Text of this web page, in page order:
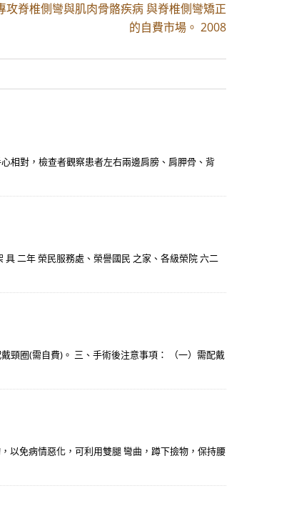
攻脊椎側彎與肌肉骨骼疾病 與脊椎側彎矯正
的自費市場。 2008
相對，檢查者觀察患者左右兩邊肩膀、肩胛骨、背
二年 榮民服務處、榮譽國民 之家、各級榮院 六二
頸圈(需自費)。 三、手術後注意事項： （一）需配戴
以免病情惡化，可利用雙腿 彎曲，蹲下撿物，保持腰